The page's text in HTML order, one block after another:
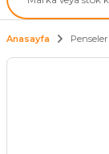
Anasayfa Penseler